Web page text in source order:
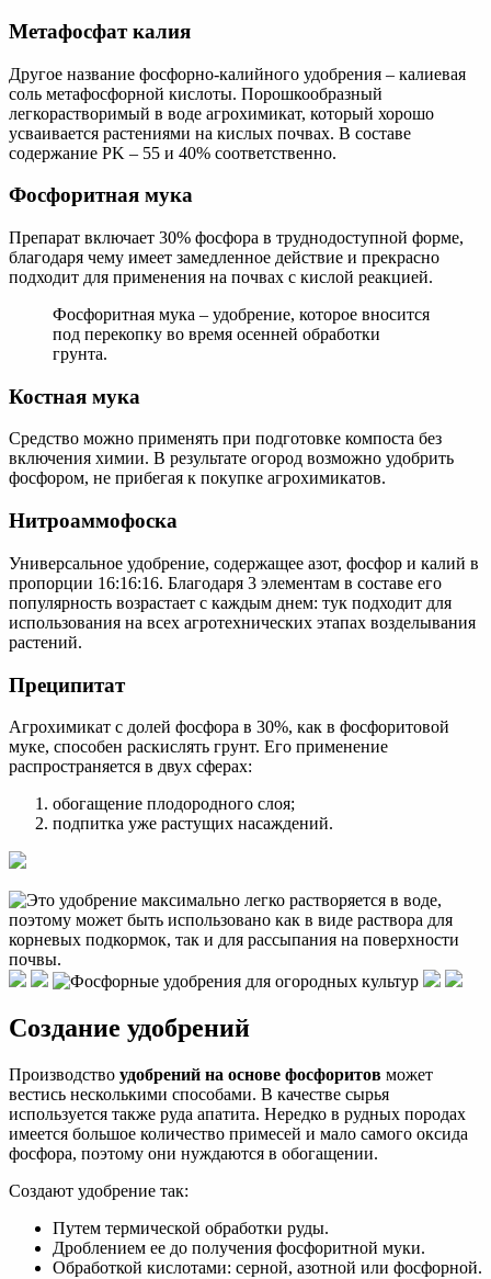
Метафосфат калия
Другое название фосфорно-калийного удобрения – калиевая
соль метафосфорной кислоты. Порошкообразный
легкорастворимый в воде агрохимикат, который хорошо
усваивается растениями на кислых почвах. В составе
содержание PK – 55 и 40% соответственно.
Фосфоритная мука
Препарат включает 30% фосфора в труднодоступной форме,
благодаря чему имеет замедленное действие и прекрасно
подходит для применения на почвах с кислой реакцией.
Фосфоритная мука – удобрение, которое вносится
под перекопку во время осенней обработки
грунта.
Костная мука
Средство можно применять при подготовке компоста без
включения химии. В результате огород возможно удобрить
фосфором, не прибегая к покупке агрохимикатов.
Нитроаммофоска
Универсальное удобрение, содержащее азот, фосфор и калий в
пропорции 16:16:16. Благодаря 3 элементам в составе его
популярность возрастает с каждым днем: тук подходит для
использования на всех агротехнических этапах возделывания
растений.
Преципитат
Агрохимикат с долей фосфора в 30%, как в фосфоритовой
муке, способен раскислять грунт. Его применение
распространяется в двух сферах:
обогащение плодородного слоя;
подпитка уже растущих насаждений.
Создание удобрений
Производство удобрений на основе фосфоритов может
вестись несколькими способами. В качестве сырья
используется также руда апатита. Нередко в рудных породах
имеется большое количество примесей и мало самого оксида
фосфора, поэтому они нуждаются в обогащении.
Создают удобрение так:
Путем термической обработки руды.
Дроблением ее до получения фосфоритной муки.
Обработкой кислотами: серной, азотной или фосфорной.